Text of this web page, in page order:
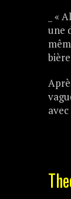
_ «
une
avec